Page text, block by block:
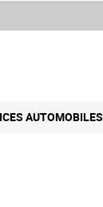
AUTOMOBILES